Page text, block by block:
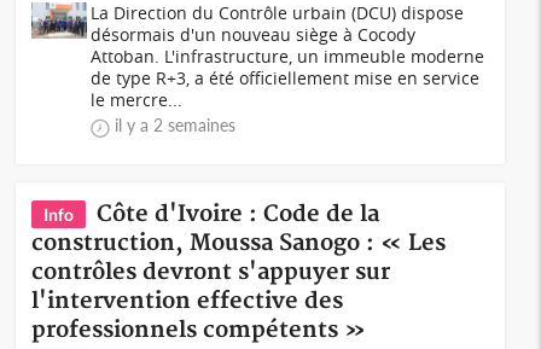
La Direction du Contrôle urbain (DCU) dispose
désormais d'un nouveau siège à Cocody
Attoban. L'infrastructure, un immeuble moderne
de type R+3, a été officiellement mise en service
le mercre...
il y a 2 semaines
Info
Côte d'Ivoire : Code de la
construction, Moussa Sanogo : « Les
contrôles devront s'appuyer sur
l'intervention effective des
professionnels compétents »